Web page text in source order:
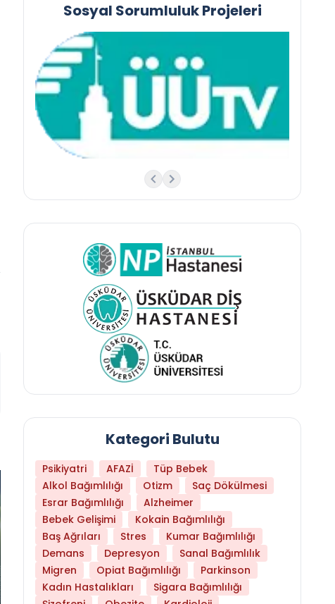
Sosyal Sorumluluk Projeleri
Kategori Bulutu
Psikiyatri AFAZİ
Tüp Bebek
Alkol Bağımlılığı
Otizm
Saç Dökülmesi
Esrar Bağımlılığı
Alzheimer
Bebek Gelişimi
Kokain Bağımlılığı
Baş Ağrıları
Stres
Kumar Bağımlılığı
Demans
Depresyon
Sanal Bağımlılık
Migren
Opiat Bağımlılığı
Parkinson
Kadın Hastalıkları
Sigara Bağımlılığı